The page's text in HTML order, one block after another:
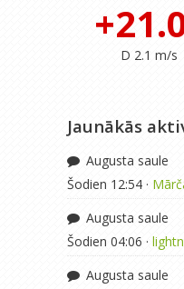
D 2.1 m/s
Jaunākās
Augusta saule
Šodien 12:54 ·
Augusta saule
Šodien 04:06 ·
Augusta saule